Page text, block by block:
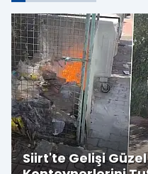
Siirt'te Gelişi